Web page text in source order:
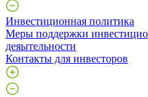
Инвестиционная политика
Меры поддержки
деяытельности
Контакты для инвесторов